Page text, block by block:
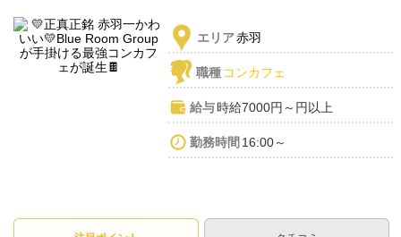
エリア赤羽
職種 コンカフェ
給与時給7000円～円以上
勤務時間16:00～